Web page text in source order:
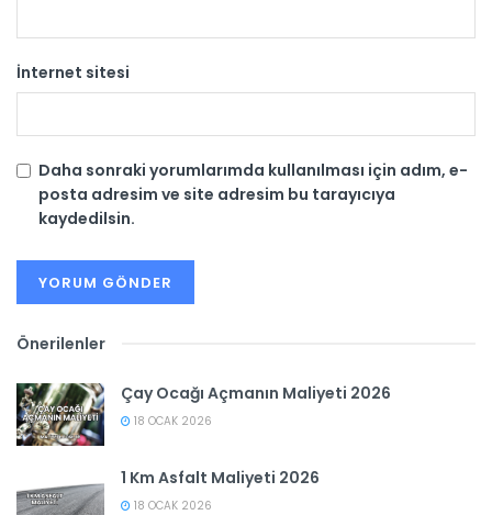
İnternet sitesi
Daha sonraki yorumlarımda kullanılması için adım, e-
posta adresim ve site adresim bu tarayıcıya
kaydedilsin.
Önerilenler
Çay Ocağı Açmanın Maliyeti 2026
18 OCAK 2026
1 Km Asfalt Maliyeti 2026
18 OCAK 2026